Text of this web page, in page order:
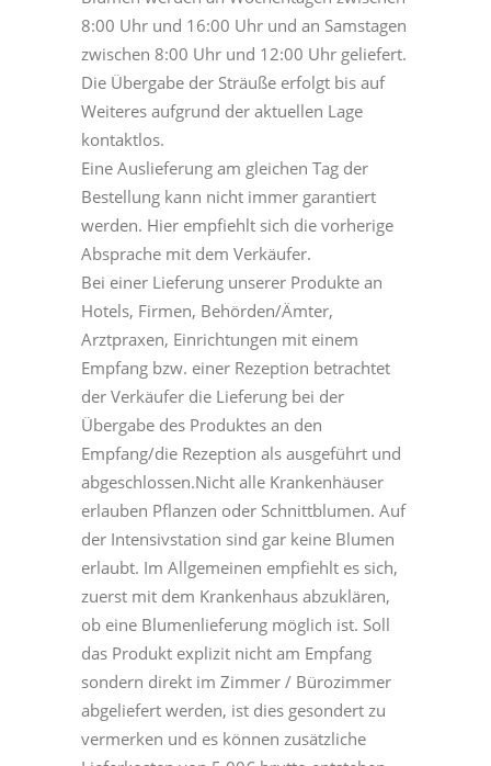
8:00 Uhr und 16:00 Uhr und an Samstagen
zwischen 8:00 Uhr und 12:00 Uhr geliefert.
Die Übergabe der Sträuße erfolgt bis auf
Weiteres aufgrund der aktuellen Lage
kontaktlos.
Eine Auslieferung am gleichen Tag der
Bestellung kann nicht immer garantiert
werden. Hier empfiehlt sich die vorherige
Absprache mit dem Verkäufer.
Bei einer Lieferung unserer Produkte an
Hotels, Firmen, Behörden/Ämter,
Arztpraxen, Einrichtungen mit einem
Empfang bzw. einer Rezeption betrachtet
der Verkäufer die Lieferung bei der
Übergabe des Produktes an den
Empfang/die Rezeption als ausgeführt und
abgeschlossen.Nicht alle Krankenhäuser
erlauben Pflanzen oder Schnittblumen. Auf
der Intensivstation sind gar keine Blumen
erlaubt. Im Allgemeinen empfiehlt es sich,
zuerst mit dem Krankenhaus abzuklären,
ob eine Blumenlieferung möglich ist. Soll
das Produkt explizit nicht am Empfang
sondern direkt im Zimmer / Bürozimmer
abgeliefert werden, ist dies gesondert zu
vermerken und es können zusätzliche